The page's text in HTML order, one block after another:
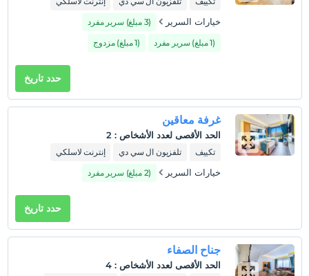
خيارات السرير
(3 مبلغ) سرير مفرد
(1 مبلغ) سرير مفرد
(1 مبلغ) مزدوج
حدد تاريخ
غرفة معاقين
الحد الأقصى لعدد الأشخاص :
2
تكييف تلفزيون ال سي دي إنترنت لاسلكي
خيارات السرير (2 مبلغ) سرير مفرد
حدد تاريخ
جناح الصفاء
الحد الأقصى لعدد الأشخاص :
4